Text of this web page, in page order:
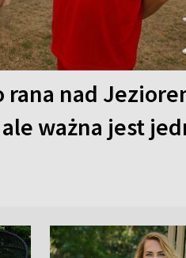
rana nad
ważna jest